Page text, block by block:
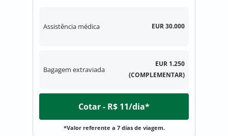
Assistência médica EUR 30.000
Bagagem extraviada
EUR 1.250
(COMPLEMENTAR)
Cotar - R$ 11/dia*
*Valor referente a 7 dias de viagem.